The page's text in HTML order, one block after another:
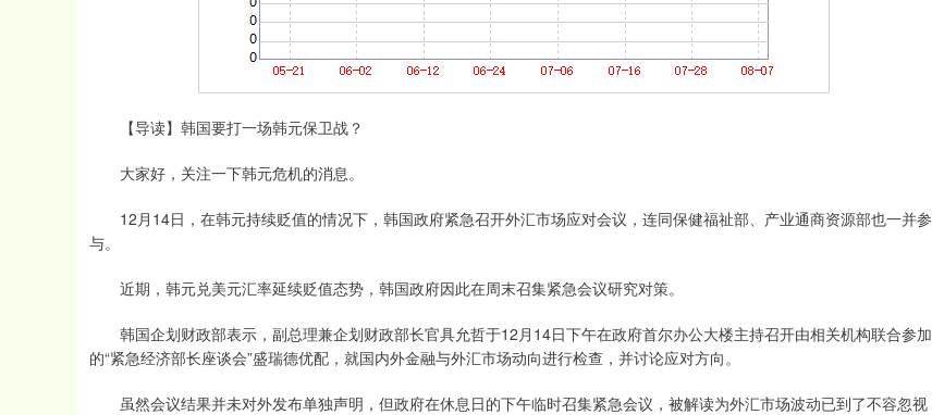
【导读】韩国要打一场韩元保卫战？
大家好，关注一下韩元危机的消息。
12月14日，在韩元持续贬值的情况下，韩国政府紧急召开外汇市场应对会议，连同保健福祉部、产业通商资源部也一并参
与。
近期，韩元兑美元汇率延续贬值态势，韩国政府因此在周末召集紧急会议研究对策。
韩国企划财政部表示，副总理兼企划财政部长官具允哲于12月14日下午在政府首尔办公大楼主持召开由相关机构联合参加
的“紧急经济部长座谈会”盛瑞德优配，就国内外金融与外汇市场动向进行检查，并讨论应对方向。
虽然会议结果并未对外发布单独声明，但政府在休息日的下午临时召集紧急会议，被解读为外汇市场波动已到了不容忽视